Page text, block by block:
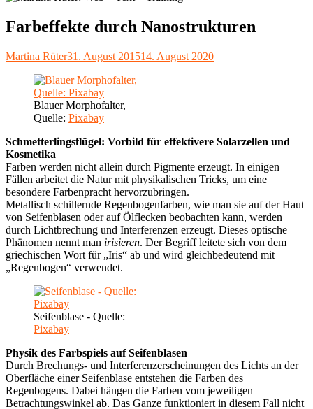
Farbeffekte durch Nanostrukturen
Autor
Martina RüterVeröffentlicht
31. August 201514. August 2020
Blauer Morphofalter,
Quelle: Pixabay
Schmetterlingsflügel: Vorbild für effektivere Solarzellen und
Kosmetika
Farben werden nicht allein durch Pigmente erzeugt. In einigen
Fällen arbeitet die Natur mit physikalischen Tricks, um eine
besondere Farbenpracht hervorzubringen.
Metallisch schillernde Regenbogenfarben, wie man sie auf der Haut
von Seifenblasen oder auf Ölflecken beobachten kann, werden
durch Lichtbrechung und Interferenzen erzeugt. Dieses optische
Phänomen nennt man irisieren. Der Begriff leitete sich von dem
griechischen Wort für „Iris“ ab und wird gleichbedeutend mit
„Regenbogen“ verwendet.
Seifenblase - Quelle:
Pixabay
Physik des Farbspiels auf Seifenblasen
Durch Brechungs- und Interferenzerscheinungen des Lichts an der
Oberfläche einer Seifenblase entstehen die Farben des
Regenbogens. Dabei hängen die Farben vom jeweiligen
Betrachtungswinkel ab. Das Ganze funktioniert in diesem Fall nicht